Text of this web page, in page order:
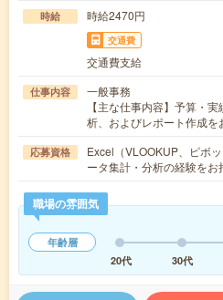
時給 時給2470円
交通費
交通費支給
仕事内容
一般事務
【主な仕事内容】予算・
析、およびレポート作成を
応募資格
Excel（VLOOKUP、ピボ
ータ集計・分析の経験を
職場の雰囲気
年齢層
20代
30代